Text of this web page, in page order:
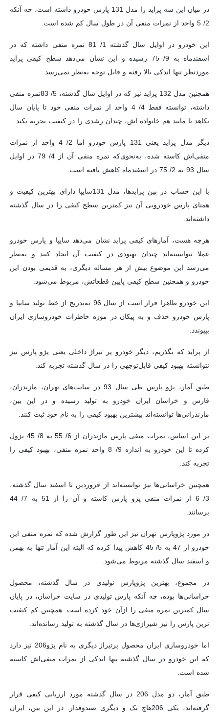
در میان این سه پراید را مدل 131 پارس خودرو داشته است، چه آنکه
2/ 5 واحد از نمرات منفی آن در طول سال کم شده است.
این خودرو در اوایل سال گذشته 1/ 81 نمره منفی داشته که در
اسفندماه به 9/ 75 رسیده و این نشان می‌دهد سطح کیفی پراید
مورد‌نظر تنها اندکی بالا رفته و قابل توجه به‌نظر نمی‌رسد.
همچنین مدل 132 پراید نیز که در اوایل سال گذشته، 5/ 83‌نمره منفی
داشته، توانسته فقط 4/ 4 واحد از نمرات منفی خود تا پایان سال
بکاهد تا مانند هم خانواده اش، چندان رشدی را در کیفیت تجربه نکند.
دیگر مدل پراید یعنی 131 پارس خودرو اما 2/ 4 واحد از نمرات
منفی‌اش کاسته شده، به‌نحوی‌که نمره منفی آن از 4/ 79 در اوایل
سال 93 به 2/ 75 در اسفندماه کاهش یافته است.
با این حساب در بین پرایدها، مدل 131‌سایپا دارای بهترین کیفیت و
همتای پارس خودرویی آن نیز کمترین سطح کیفی را در سال گذشته
داشته‌اند.
هرچه هست، آمارهای کیفی پراید نشان می‌دهد سایپا و پارس خودرو
عملا نتوانسته‌اند چندان بهبودی در کیفیت آن ایجاد کنند و به‌نظر
می‌رسد این موضوع بیش از هر مساله دیگری، به قدیمی بودن این
خودرو و همچنین سطح کیفی پایین قطعاتش، مربوط می‌شود.
این خودرو ظاهرا قرار است از سال 96 به‌تدریج از خط تولید سایپا و
پارس خودرو حذف و به پیکان در موزه خاطرات خودروسازی ایران
بپیوندد.
از پراید که بگذریم، دیگر خودرو پر تیراژ داخلی یعنی پژو پارس نیز
نتوانسته بهبود کیفی قابل‌توجهی را در سال گذشته تجربه کند.
طبق آمار، پژو پارس طی سال 93 در سایت‌های تهران، مازندران،
فارس و خراسان ایران خودرو به تولید رسیده و در این بین،
مازندرانی‌ها توانسته‌اند بیشترین بهبود کیفی را به نام خود ثبت کنند.
بر این اساس، نمرات منفی پارس مازندران از 6/ 55 به 8/ 45 نزول
کرده تا این خودرو به اندازه 9/ 8 واحد نمره منفی، بهبود کیفی را
تجربه کند.
همچنین خراسانی‌ها نیز توانسته‌اند از فروردین تا اسفند سال گذشته،
3/ 6 از نمرات منفی پژو پارس کاسته و آن را از 51 به 7/ 44
برسانند.
در مورد پژوپارس تهران نیز این طور گزارش شده که نمره منفی این
خودرو از 47 به 5/ 45 کاهش پیدا کرده که البته این آمار تنها به بهمن
و اسفند سال گذشته مربوط می‌شود.
در مجموع، بهترین پژوپارس تولیدی در سال گذشته، محصول
خراسانی‌ها بوده، چه آنکه پارس تولیدی در سایت خراسان، در پایان
سال کمترین نمره منفی را ازآن خود کرده است. همچنین کم کیفیت
ترین پارس را نیز شیرازی‌ها در سال گذشته به تولید رسانده‌اند.
اما خودروسازی ایران محصول پرتیراژ دیگری به نام پژو206 نیز دارد
که این خودرو در سال گذشته تنها اندکی از نمرات منفی‌اش کاسته
شده است.
طبق آمار، دو مدل 206 در سال گذشته مورد ارزیابی کیفی قرار
گرفته‌اند، یکی 206‌هاچ بک و دیگری صندوقدار. در این بین، ایران